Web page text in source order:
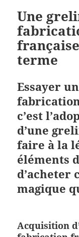
Une
terme
Essayer
c’est
d’une
faire à la
éléments
d’acheter
magique
Acquisition